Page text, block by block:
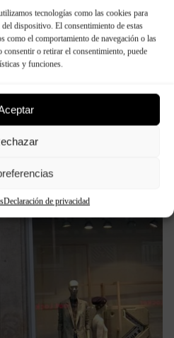
tecnologías como las cookies para
dispositivo. El consentimiento de estas
como el comportamiento de navegación o las
o retirar el consentimiento, puede
y funciones.
Declaración de privacidad
de años …
leyendo
imposible para